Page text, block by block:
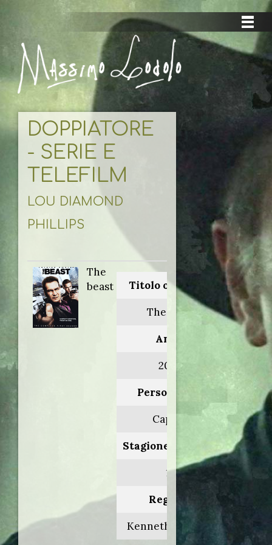
DOPPIATORE
- SERIE E
TELEFILM
LOU DIAMOND
PHILLIPS
The
beast
Titolo originale:
The beast
Anno:
2009
Personaggio:
Capone
Stagione.Episodio:
1.7
Regia di:
Kenneth J. Girotti